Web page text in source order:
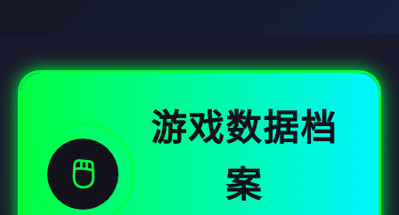
🖱️
游戏数据档
案